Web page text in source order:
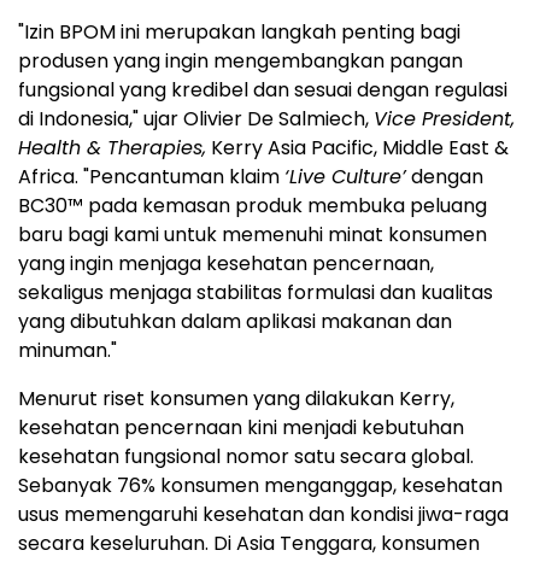
"Izin BPOM ini merupakan langkah penting bagi
produsen yang ingin mengembangkan pangan
fungsional yang kredibel dan sesuai dengan regulasi
di Indonesia," ujar Olivier De Salmiech, Vice President,
Health & Therapies, Kerry Asia Pacific, Middle East &
Africa. "Pencantuman klaim ‘Live Culture’dengan
BC30™ pada kemasan produk membuka peluang
baru bagi kami untuk memenuhi minat konsumen
yang ingin menjaga kesehatan pencernaan,
sekaligus menjaga stabilitas formulasi dan kualitas
yang dibutuhkan dalam aplikasi makanan dan
minuman."
Menurut riset konsumen yang dilakukan Kerry,
kesehatan pencernaan kini menjadi kebutuhan
kesehatan fungsional nomor satu secara global.
Sebanyak 76% konsumen menganggap, kesehatan
usus memengaruhi kesehatan dan kondisi jiwa-raga
secara keseluruhan. Di Asia Tenggara, konsumen